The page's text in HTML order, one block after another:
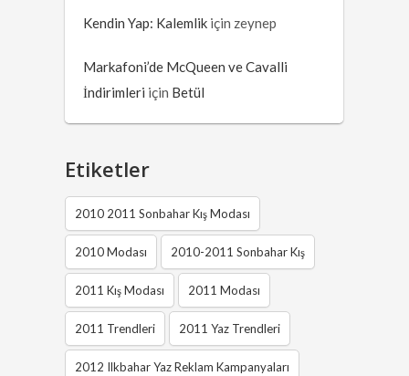
Kendin Yap: Kalemlik için zeynep
Markafoni’de McQueen ve Cavalli
İndirimleri için Betül
Etiketler
2010 2011 Sonbahar Kış Modası
2010 Modası 2010-2011 Sonbahar Kış
2011 Kış Modası 2011 Modası
2011 Trendleri 2011 Yaz Trendleri
2012 Ilkbahar Yaz Reklam Kampanyaları